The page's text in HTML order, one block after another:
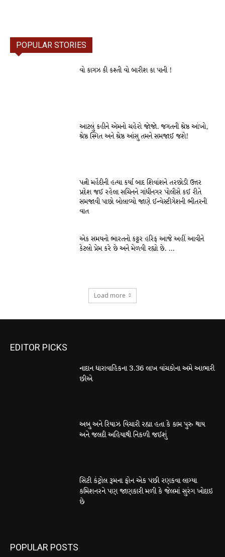
POPULAR STORIES
વો કાગઝ કી કશ્તી વો બારીશ કા પાની !
આટલું કહીને એમનો ચહેરો જોજો. જગતની શ્રેષ્ઠ આંખો,
શ્રેષ્ઠ સ્મિત અને શ્રેષ્ઠ આંસુ તમને સમજાઈ જશે!
પત્ની મહેંદીની હત્યા કર્યા બાદ શિવાંશને તરછોડી ઉત્તર
પ્રદેશ જઈ રહેલા સચિનને ગાંધીનગર પોલીસે કઈ રીતે
સમજાવી પાછો બોલાવ્યો જાણે ઈન્વેસ્ટીગેશની ભીતરની
વાત
એક સમયનો ભારતનો કટ્ટર હરિફ આજે અહીં આવીને
કેટલો પ્રેમ કરે છે અને મેળવી રહ્યો છે. …
Load more
EDITOR PICKS
નાદાન ધારાવાહિકના 3.36 લાખ વાંચકોના અમે આભારી
છીએ
અબુ અને રિયાઝ વિચારી રહ્યા હતા કે કામ પુરુ થાય
અને જલદી અહિયાથી નિકળી જઈશું
સિટી કંટ્રોલ રૂમના ફોન એક પછી રણકવા લાગ્યા
કમિશનરને પણ જાણકારી મળી કે જેલમાં સુરંગ ખોદાઇ
છે
POPULAR POSTS